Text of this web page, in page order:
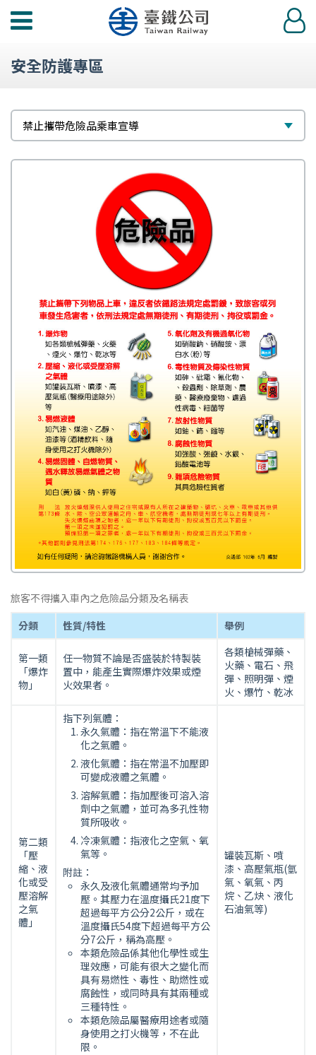
功
選
登
入
安全防護專區
禁止攜帶危險品乘車宣導
旅客不得攜入車內之危險品分類及名稱表
分類
性質/特性 舉例
第一類
「爆炸
物」
任一物質不論是否盛裝於特製裝
置中，能產生實際爆炸效果或煙
火效果者。
各類槍械彈藥、
火藥、電石、飛
彈、照明彈、煙
火、爆竹、乾冰
第二類
「壓
縮、液
化或受
壓溶解
之氣
體」
指下列氣體：
永久氣體：指在常溫下不能液
化之氣體。
液化氣體：指在常溫不加壓即
可變成液體之氣體。
溶解氣體：指加壓後可溶入溶
劑中之氣體，並可為多孔性物
質所吸收。
冷凍氣體：指液化之空氣、氧
氣等。
附註：
永久及液化氣體通常均予加
壓。其壓力在溫度攝氏21度下
超過每平方公分2公斤，或在
溫度攝氏54度下超過每平方公
分7公斤，稱為高壓。
本類危險品係其他化學性或生
理效應，可能有很大之變化而
具有易燃性、毒性、助燃性或
腐蝕性，或同時具有其兩種或
三種特性。
本類危險品屬醫療用途者或隨
身使用之打火機等，不在此
限。
罐裝瓦斯、噴
漆、高壓氣瓶(氫
氣、氧氣、丙
烷、乙炔、液化
石油氣等)